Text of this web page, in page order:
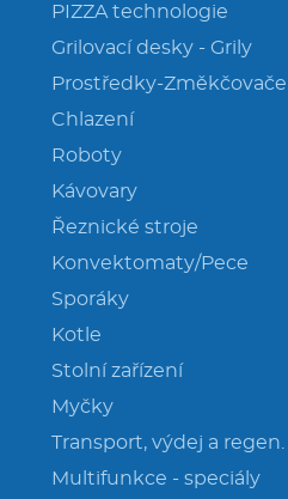
PIZZA technologie
Grilovací desky - Grily
Prostředky-Změkčovače
Chlazení
Roboty
Kávovary
Řeznické stroje
Konvektomaty/Pece
Sporáky
Kotle
Stolní zařízení
Myčky
Transport, výdej a regen.
Multifunkce - speciály